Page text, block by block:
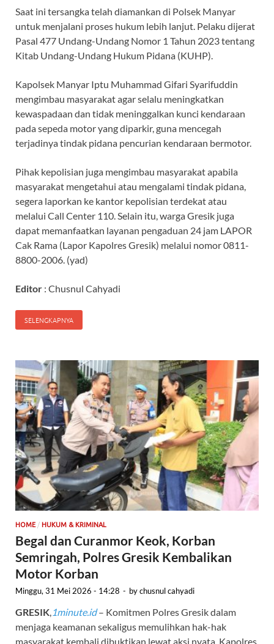
Saat ini tersangka telah diamankan di Polsek Manyar
untuk menjalani proses hukum lebih lanjut. Pelaku dijerat
Pasal 477 Undang-Undang Nomor 1 Tahun 2023 tentang
Kitab Undang-Undang Hukum Pidana (KUHP).
Kapolsek Manyar Iptu Muhammad Gifari Syarifuddin
mengimbau masyarakat agar selalu meningkatkan
kewaspadaan dan tidak meninggalkan kunci kendaraan
pada sepeda motor yang diparkir, guna mencegah
terjadinya tindak pidana pencurian kendaraan bermotor.
Pihak kepolisian juga mengimbau masyarakat apabila
masyarakat mengetahui atau mengalami tindak pidana,
segera laporkan ke kantor kepolisian terdekat atau
melalui Call Center 110. Selain itu, warga Gresik juga
dapat memanfaatkan layanan pengaduan 24 jam LAPOR
Cak Rama (Lapor Kapolres Gresik) melalui nomor 0811-
8800-2006. (yad)
Editor : Chusnul Cahyadi
SELENGKAPNYA
HOME/ HUKUM & KRIMINAL
Begal dan Curanmor Keok, Korban
Semringah, Polres Gresik Kembalikan
Motor Korban
Minggu, 31 Mei 2026 - 14:28 - bychusnul cahyadi
GRESIK, 1minute.id– Komitmen Polres Gresik dalam
menjaga keamanan sekaligus memulihkan hak-hak
masyarakat kembali dibuktikan lewat aksi nyata. Kapolres